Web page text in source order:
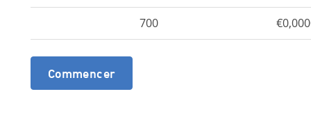
700
Commencer